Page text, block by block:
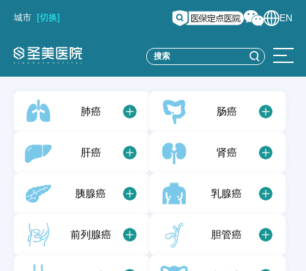
城市 [切换] EN
肺癌 肠癌
肝癌 肾癌
胰腺癌 乳腺癌
前列腺癌 胆管癌